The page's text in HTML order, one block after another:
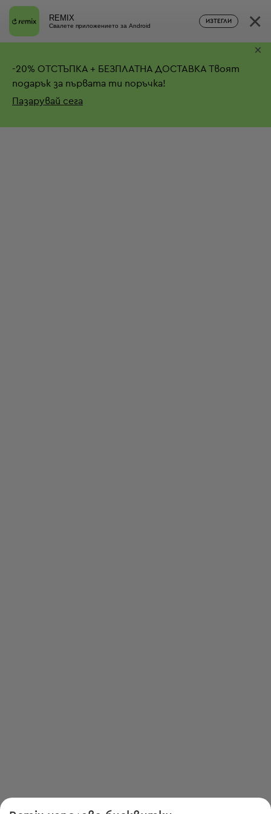
REMIX
Свалете приложението за Android
ИЗТЕГЛИ ×
-20% ОТСТЪПКА + БЕЗПЛАТНА ДОСТАВКА Твоят
подарък за първата ти поръчка!
Пазарувай сега
×